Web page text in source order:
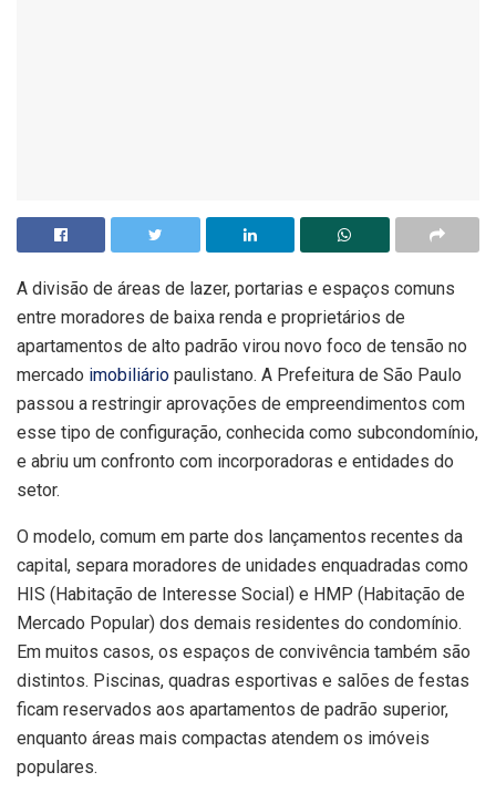
A divisão de áreas de lazer, portarias e espaços comuns
entre moradores de baixa renda e proprietários de
apartamentos de alto padrão virou novo foco de tensão no
mercado imobiliário paulistano. A Prefeitura de São Paulo
passou a restringir aprovações de empreendimentos com
esse tipo de configuração, conhecida como subcondomínio,
e abriu um confronto com incorporadoras e entidades do
setor.
O modelo, comum em parte dos lançamentos recentes da
capital, separa moradores de unidades enquadradas como
HIS (Habitação de Interesse Social) e HMP (Habitação de
Mercado Popular) dos demais residentes do condomínio.
Em muitos casos, os espaços de convivência também são
distintos. Piscinas, quadras esportivas e salões de festas
ficam reservados aos apartamentos de padrão superior,
enquanto áreas mais compactas atendem os imóveis
populares.